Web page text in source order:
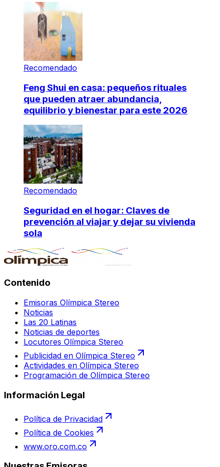
Recomendado
Feng Shui en casa: pequeños rituales
que pueden atraer abundancia,
equilibrio y bienestar para este 2026
Recomendado
Seguridad en el hogar: Claves de
prevención al viajar y dejar su vivienda
sola
Contenido
Emisoras Olímpica Stereo
Noticias
Las 20 Latinas
Noticias de deportes
Locutores Olímpica Stereo
Publicidad en Olímpica Stereo
Actividades en Olímpica Stereo
Programación de Olímpica Stereo
Información Legal
Política de Privacidad
Política de Cookies
www.oro.com.co